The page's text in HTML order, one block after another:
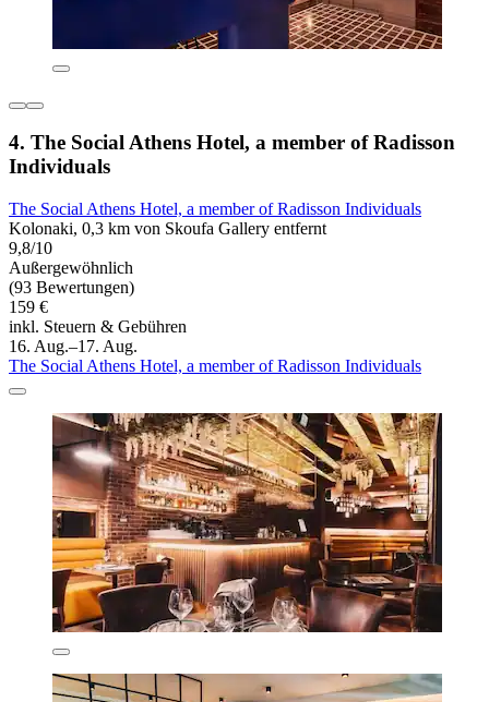
4. The Social Athens Hotel, a member of Radisson
Individuals
The Social Athens Hotel, a member of Radisson Individuals
Kolonaki, 0,3 km von Skoufa Gallery entfernt
9,8/10
Außergewöhnlich
(93 Bewertungen)
159 €
inkl. Steuern & Gebühren
16. Aug.–17. Aug.
The Social Athens Hotel, a member of Radisson Individuals